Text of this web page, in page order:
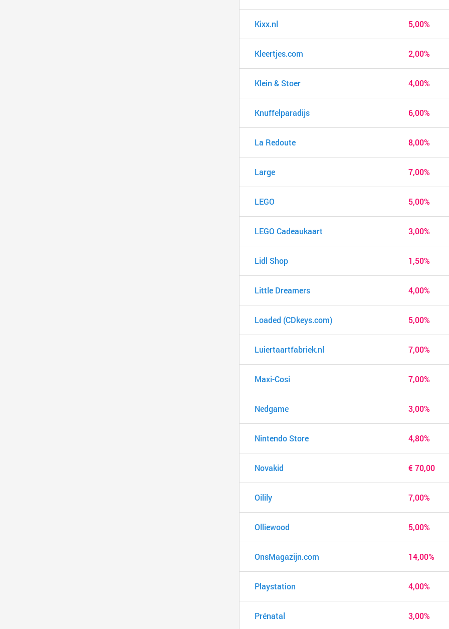
Kixx.nl 5,00%
Kleertjes.com 2,00%
Klein & Stoer 4,00%
Knuffelparadijs 6,00%
La Redoute 8,00%
Large 7,00%
LEGO 5,00%
LEGO Cadeaukaart 3,00%
Lidl Shop 1,50%
Little Dreamers 4,00%
Loaded (CDkeys.com) 5,00%
Luiertaartfabriek.nl 7,00%
Maxi-Cosi 7,00%
Nedgame 3,00%
Nintendo Store 4,80%
Novakid € 70,00
Oilily 7,00%
Olliewood 5,00%
OnsMagazijn.com 14,00%
Playstation 4,00%
Prénatal 3,00%